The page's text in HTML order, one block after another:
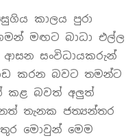
කාලය පුරා
මඟට බාධා එල්ල
සංවිධායකරුන්
කරන බවට තමන්ට
කළ බවත් අලුත්
තැනක ජත්‍යන්තර
මොවුන් මෙම